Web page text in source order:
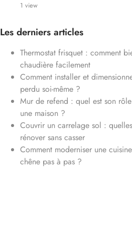
1 view
Les derniers articles
Thermostat frisquet : comment
chaudière facilement
Comment installer et
perdu soi-même ?
Mur de refend : quel est son
une maison ?
Couvrir un carrelage sol :
rénover sans casser
Comment moderniser une
chêne pas à pas ?